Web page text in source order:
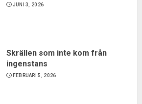
JUNI 3, 2026
Skrällen som inte kom från
ingenstans
FEBRUARI 5, 2026